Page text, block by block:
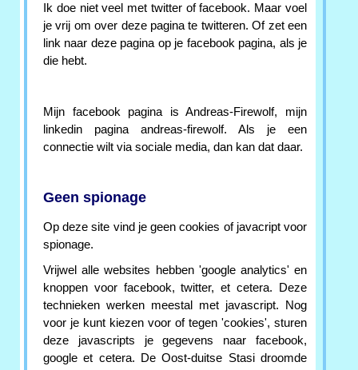
Ik doe niet veel met twitter of facebook. Maar voel
je vrij om over deze pagina te twitteren. Of zet een
link naar deze pagina op je facebook pagina, als je
die hebt.
Mijn facebook pagina is Andreas-Firewolf, mijn
linkedin pagina andreas-firewolf. Als je een
connectie wilt via sociale media, dan kan dat daar.
Geen spionage
Op deze site vind je geen cookies of javacript voor
spionage.
Vrijwel alle websites hebben 'google analytics' en
knoppen voor facebook, twitter, et cetera. Deze
technieken werken meestal met javascript. Nog
voor je kunt kiezen voor of tegen 'cookies', sturen
deze javascripts je gegevens naar facebook,
google et cetera. De Oost-duitse Stasi droomde